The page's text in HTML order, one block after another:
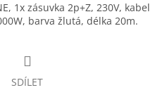
1x zásuvka 2p+Z, 230V, kabel
barva žlutá, délka 20m.
SDÍLET